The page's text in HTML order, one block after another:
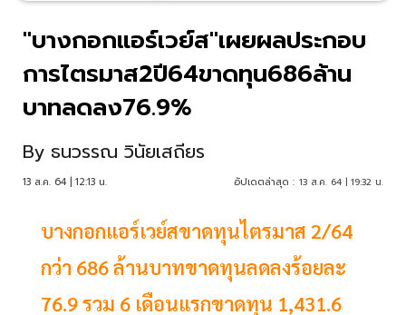
"บางกอกแอร์เวย์ส"เผยผลประกอบ
การไตรมาส2ปี64ขาดทุน686ล้าน
บาทลดลง76.9%
By ธนวรรณ วินัยเสถียร
13 ส.ค. 64 | 12:13 น. อัปเดตล่าสุด : 13 ส.ค. 64 | 19:32 น.
บางกอกแอร์เวย์สขาดทุนไตรมาส 2/64
กว่า 686 ล้านบาทขาดทุนลดลงร้อยละ
76.9 รวม 6 เดือนแรกขาดทุน 1,431.6